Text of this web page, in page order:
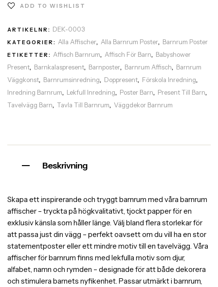
ADD TO WISHLIST
ARTIKELNR: DEK-0003
KATEGORIER: Alla Affischer, Alla Barnrum Poster, Barnrum Poster
ETIKETTER: Affisch Barnrum, Affisch För Barn, Babyshower
Present, Barnkalaspresent, Barnposter, Barnrum Affisch, Barnrum
Väggkonst, Barnrumsinredning, Doppresent, Förskola Inredning,
Inredning Barnrum, Lekfull Inredning, Poster Barn, Present Till Barn,
Tavelvägg Barn, Tavla Till Barnrum, Väggdekor Barnrum
Beskrivning
Skapa ett inspirerande och tryggt barnrum med våra barnrum
affischer – tryckta på högkvalitativt, tjockt papper för en
exklusiv känsla som håller länge. Välj bland flera storlekar för
att passa just din vägg – perfekt oavsett om du vill ha en stor
statementposter eller ett mindre motiv till en tavelvägg. Våra
affischer för barnrum finns med lekfulla motiv som djur,
alfabet, namn och rymden – designade för att både dekorera
och stimulera barnets nyfikenhet. Passar utmärkt i barnrum,